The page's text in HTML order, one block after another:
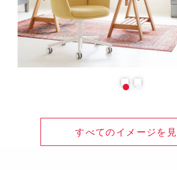
すべてのイメージを